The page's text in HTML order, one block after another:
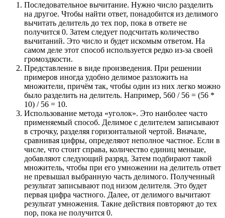
Последовательное вычитание. Нужно число разделить
на другое. Чтобы найти ответ, понадобится из делимого
вычитать делитель до тех пор, пока в ответе не
получится 0. Затем следует подсчитать количество
вычитаний. Это число и будет искомым ответом. На
самом деле этот способ используется редко из-за своей
громоздкости.
Представление в виде произведения. При решении
примеров иногда удобно делимое разложить на
множители, причём так, чтобы один из них легко можно
было разделить на делитель. Например, 560 / 56 = (56 *
10) / 56 = 10.
Использование метода «уголок». Это наиболее часто
применяемый способ. Делимое с делителем записывают
в строчку, разделяя горизонтальной чертой. Вначале,
сравнивая цифры, определяют неполное частное. Если в
числе, что стоит справа, количество единиц меньше,
добавляют следующий разряд. Затем подбирают такой
множитель, чтобы при его умножении на делитель ответ
не превышал выбранную часть делимого. Полученный
результат записывают под низом делителя. Это будет
первая цифра частного. Далее, от делимого вычитают
результат умножения. Такие действия повторяют до тех
пор, пока не получится 0.